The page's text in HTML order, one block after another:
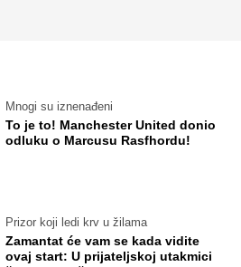
Mnogi su iznenađeni
To je to! Manchester United donio
odluku o Marcusu Rasfhordu!
Prizor koji ledi krv u žilama
Zamantat će vam se kada vidite
ovaj start: U prijateljskoj utakmici